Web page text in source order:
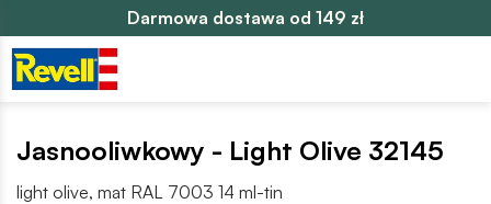
Darmowa dostawa od 149 zł
Jasnooliwkowy - Light Olive 32145
light olive, mat RAL 7003 14 ml-tin